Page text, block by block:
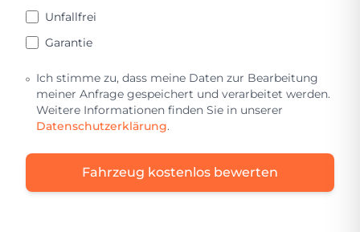
Unfallfrei
Garantie
Ich stimme zu, dass meine Daten zur Bearbeitung
meiner Anfrage gespeichert und verarbeitet werden.
Weitere Informationen finden Sie in unserer
Datenschutzerklärung.
Fahrzeug kostenlos bewerten